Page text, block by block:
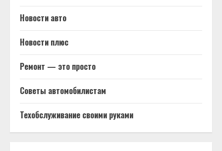
Новости авто
Новости плюс
Ремонт — это просто
Советы автомобилистам
Техобслуживание своими руками